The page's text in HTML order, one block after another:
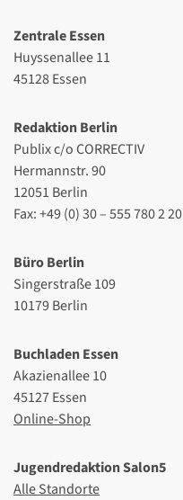
Zentrale Essen
Huyssenallee 11
45128 Essen
Redaktion Berlin
Publix c/o CORRECTIV
Hermannstr. 90
12051 Berlin
Fax: +49 (0) 30 – 555 780 2 20
Büro Berlin
Singerstraße 109
10179 Berlin
Buchladen Essen
Akazienallee 10
45127 Essen
Online-Shop
Jugendredaktion Salon5
Alle Standorte